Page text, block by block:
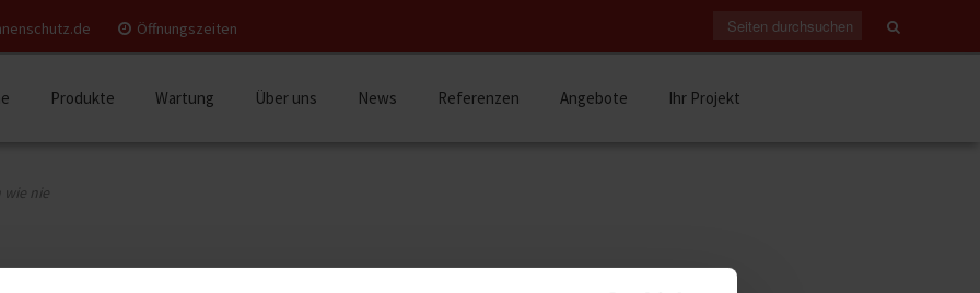
Öffnungszeiten
Produkte Wartung Über uns News Referenzen Angebote Ihr Projekt
wie nie